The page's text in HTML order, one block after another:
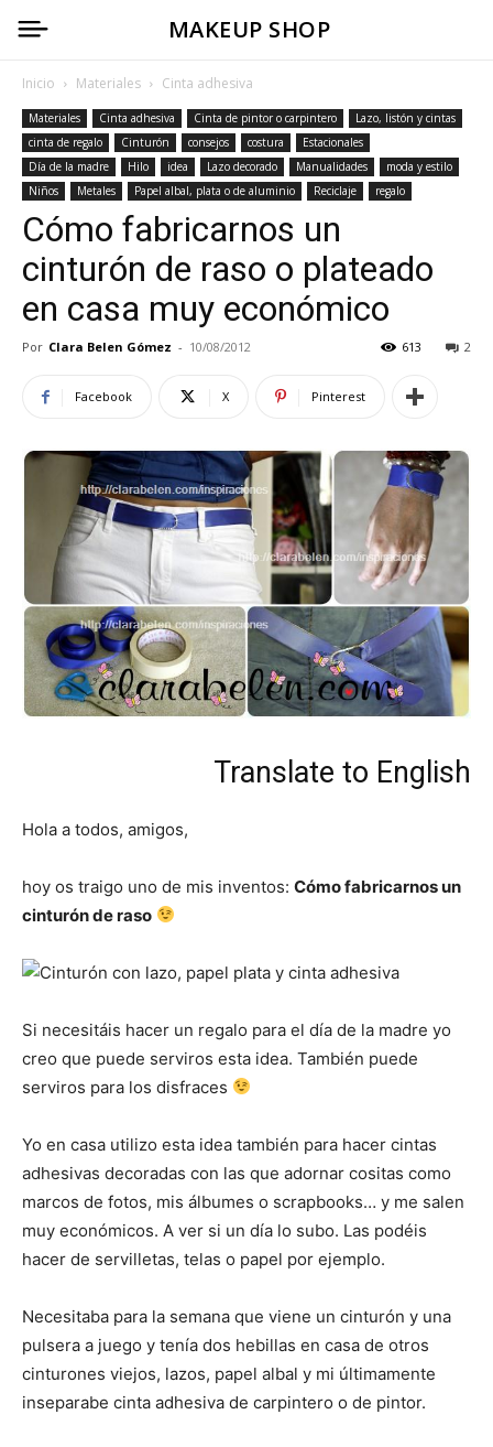
MAKEUP SHOP
Inicio Materiales Cinta adhesiva
Materiales Cinta adhesiva Cinta de pintor o carpintero
Lazo, listón y cintas
cinta de regalo
Cinturón consejos costura
Estacionales
Día de la madre
Hilo idea Lazo decorado Manualidades
moda y estilo
Niños
Metales Papel albal, plata o de aluminio Reciclaje regalo
Cómo fabricarnos un
cinturón de raso o plateado
en casa muy económico
Por Clara Belen Gómez - 10/08/2012 2
613
Facebook X Pinterest
Translate to English
Hola a todos, amigos,
hoy os traigo uno de mis inventos: Cómo fabricarnos un
cinturón de raso
Si necesitáis hacer un regalo para el día de la madre yo
creo que puede serviros esta idea. También puede
serviros para los disfraces
Yo en casa utilizo esta idea también para hacer cintas
adhesivas decoradas con las que adornar cositas como
marcos de fotos, mis álbumes o scrapbooks… y me salen
muy económicos. A ver si un día lo subo. Las podéis
hacer de servilletas, telas o papel por ejemplo.
Necesitaba para la semana que viene un cinturón y una
pulsera a juego y tenía dos hebillas en casa de otros
cinturones viejos, lazos, papel albal y mi últimamente
inseparabe cinta adhesiva de carpintero o de pintor.